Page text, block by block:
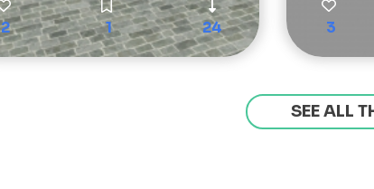
2 1 24 3
SEE ALL